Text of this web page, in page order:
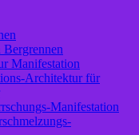
Manifestation
Architektur für
Manifestation